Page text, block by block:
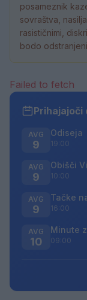
posameznik
sovraštva,
rasističnimi,
bodo
Failed to fetch
Prihajajoči
AVG
9
Odiseja
19:00
AVG
9
Obišči
10:00
AVG
9
Tačke
16:00
AVG
10
Minute
09:00